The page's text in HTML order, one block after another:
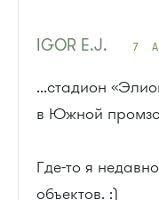
IGOR E.J. 7
...стадион
в Южной
Где-то я
объектов. :)